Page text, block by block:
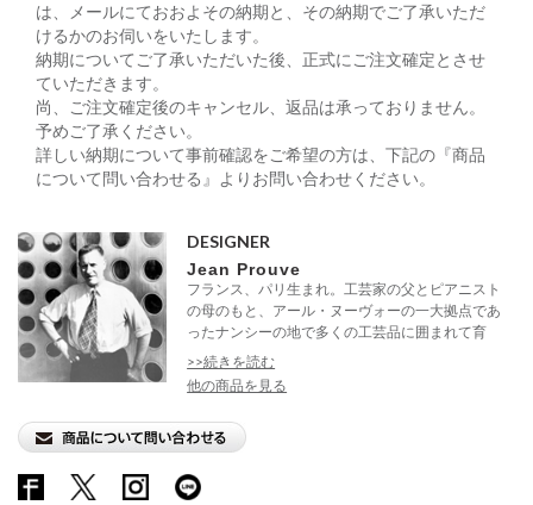
は、メールにておおよその納期と、その納期でご了承いただ
けるかのお伺いをいたします。
納期についてご了承いただいた後、正式にご注文確定とさせ
ていただきます。
尚、ご注文確定後のキャンセル、返品は承っておりません。
予めご了承ください。
詳しい納期について事前確認をご希望の方は、下記の『商品
について問い合わせる』よりお問い合わせください。
DESIGNER
Jean Prouve
フランス、パリ生まれ。工芸家の父とピアニスト
の母のもと、アール・ヌーヴォーの一大拠点であ
ったナンシーの地で多くの工芸品に囲まれて育
つ。
>>続きを読む
他の商品を見る